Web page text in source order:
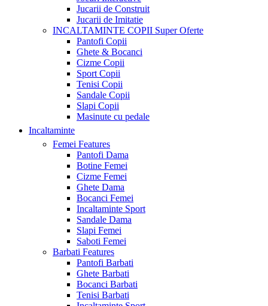
Jucarii de Construit
Jucarii de Imitatie
INCALTAMINTE COPII Super Oferte
Pantofi Copii
Ghete & Bocanci
Cizme Copii
Sport Copii
Tenisi Copii
Sandale Copii
Slapi Copii
Masinute cu pedale
Incaltaminte
Femei Features
Pantofi Dama
Botine Femei
Cizme Femei
Ghete Dama
Bocanci Femei
Incaltaminte Sport
Sandale Dama
Slapi Femei
Saboti Femei
Barbati Features
Pantofi Barbati
Ghete Barbati
Bocanci Barbati
Tenisi Barbati